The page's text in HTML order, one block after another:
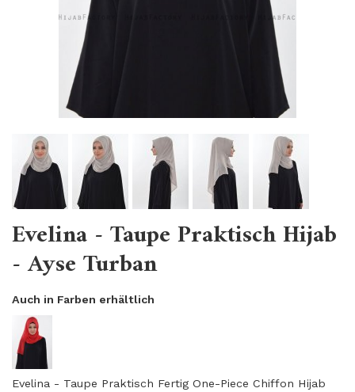
Evelina - Taupe Praktisch Hijab
- Ayse Turban
Auch in Farben erhältlich
Evelina - Taupe Praktisch Fertig One-Piece Chiffon Hijab